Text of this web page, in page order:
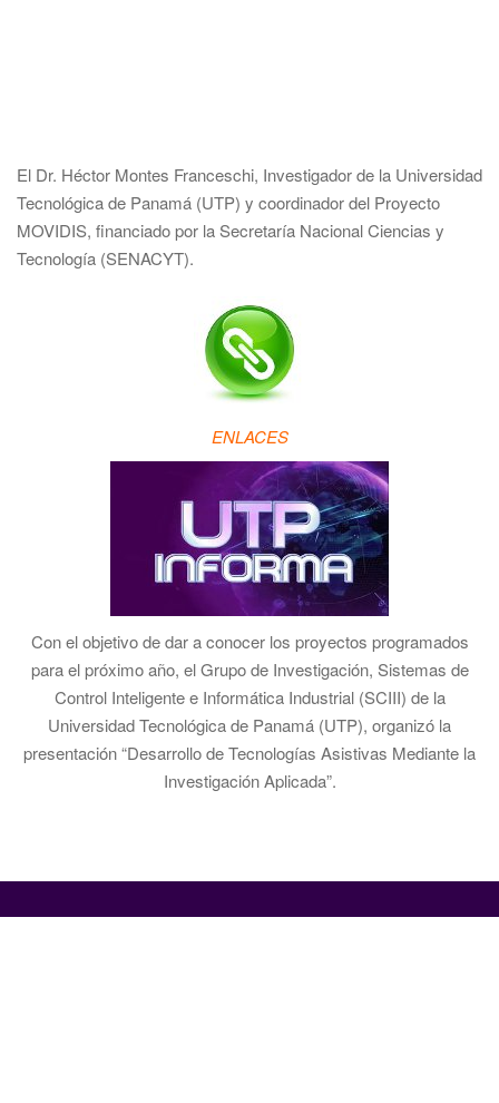
El Dr. Héctor Montes Franceschi, Investigador de la Universidad
Tecnológica de Panamá (UTP) y coordinador del Proyecto
MOVIDIS, financiado por la Secretaría Nacional Ciencias y
Tecnología (SENACYT).
ENLACES
Con el objetivo de dar a conocer los proyectos programados
para el próximo año, el Grupo de Investigación, Sistemas de
Control Inteligente e Informática Industrial (SCIII) de la
Universidad Tecnológica de Panamá (UTP), organizó la
presentación “Desarrollo de Tecnologías Asistivas Mediante la
Investigación Aplicada”.